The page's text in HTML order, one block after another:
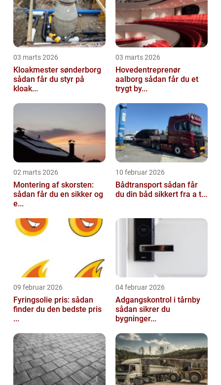
03 marts 2026
Kloakmester sønderborg
sådan får du styr på
kloak...
03 marts 2026
Hovedentreprenør
aalborg sådan får du et
trygt by...
02 marts 2026
Montering af skorsten:
sådan får du en sikker og
e...
10 februar 2026
Bådtransport sådan får
du din båd sikkert fra a t...
09 februar 2026
Fyringsolie pris: sådan
finder du den bedste pris
...
04 februar 2026
Adgangskontrol i tårnby
sådan sikrer du
bygninger...